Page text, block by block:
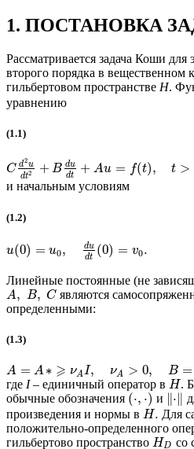
1. ПОСТАНОВКА
Рассматривается задача Коши
второго порядка в вещественном
гильбертовом пространстве H.
уравнению
(1.1)
C d2u
dt2 + B du
dt + Au = f(t), t >
и начальным условиям
(1.2)
u(0) = u0, du
dt (0) = v0.
Линейные постоянные (не
A, B, C являются
определенными:
(1.3)
A = A∗ ⩾ νAI, νA > 0, B =
где I– единичный оператор в H.
обычные обозначения (⋅, ⋅) и ⋅
произведения и нормы в H. Для
положительно-определенного
гильбертово пространство HD со